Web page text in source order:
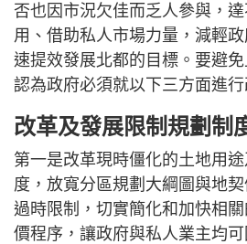
否也因市況欠佳而乏人參與，
用、借助私人市場力量，減輕
速提效發展北都的目標。要避
認為政府必須就以下三方面進行
改革及發展限制規劃制
第一是改革現時僵化的土地用
度，放寬分區規劃大綱圖與地
過時限制，切實簡化和加快相
價程序，讓政府與私人業主均